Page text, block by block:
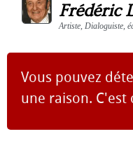
Frédéric
Artiste, Dialoguiste,
Vous pouvez
une raison. C'est